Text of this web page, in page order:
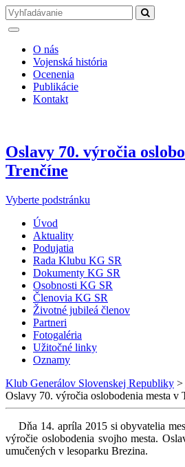
O nás
Vojenská história
Ocenenia
Publikácie
Kontakt
Oslavy 70. výročia
Trenčíne
Vyberte podstránku
Úvod
Aktuality
Podujatia
Rada Klubu KG SR
Dokumenty KG SR
Osobnosti KG SR
Členovia KG SR
Životné jubileá členov
Partneri
Fotogaléria
Užitočné linky
Oznamy
Klub Generálov Slovenskej Republiky >
Oslavy 70. výročia oslobodenia mesta v
Dňa 14. apríla 2015 si obyvatelia
výročie oslobodenia svojho mesta.
umučených v lesoparku Brezina.